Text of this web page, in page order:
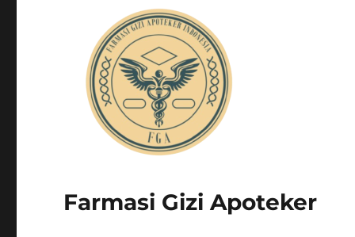
Farmasi Gizi Apoteker